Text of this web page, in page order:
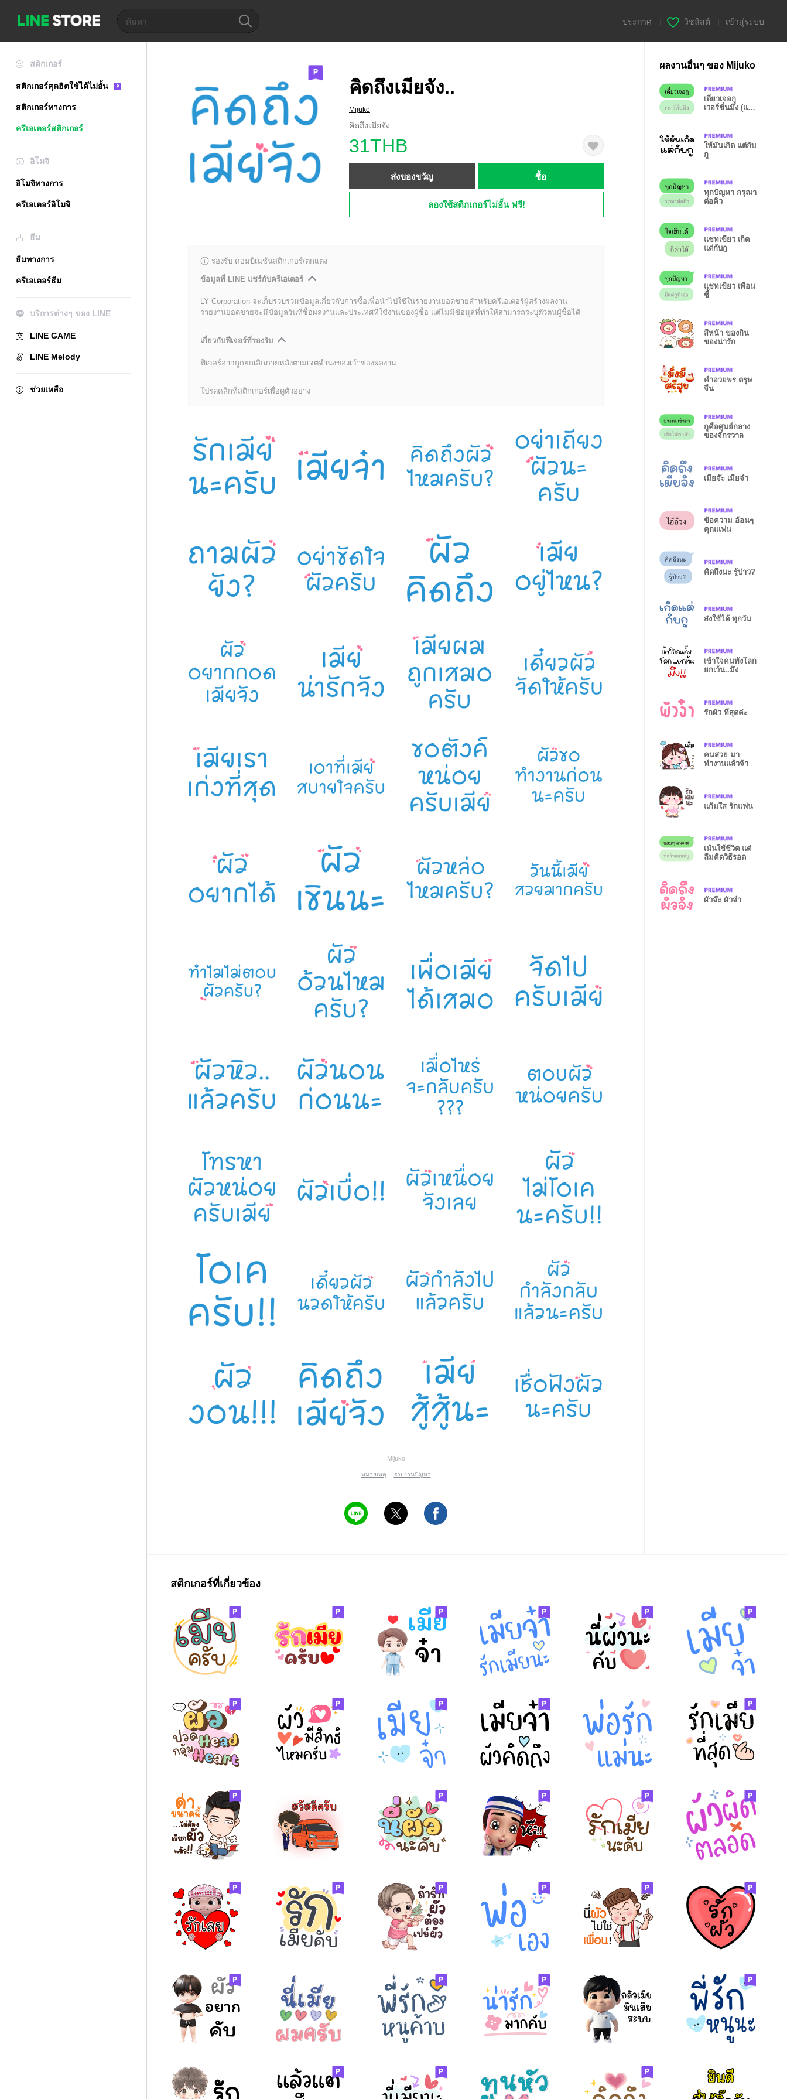
ประกาศ วิชลิสต์ เข้าสู่ระบบ
สติกเกอร์
สติกเกอร์สุดฮิตใช้ได้ไม่อั้น
สติกเกอร์ทางการ
ครีเอเตอร์สติกเกอร์
อิโมจิ
อิโมจิทางการ
ครีเอเตอร์อิโมจิ
ธีม
ธีมทางการ
ครีเอเตอร์ธีม
บริการต่างๆ ของ LINE
LINE GAME
LINE Melody
ช่วยเหลือ
คิดถึงเมียจัง..
Mijuko
คิดถึงเมียจัง
31THB
ส่งของขวัญ ซื้อ
ลองใช้สติกเกอร์ไม่อั้น ฟรี!
รองรับ คอมบิเนชันสติกเกอร์/ตกแต่ง
ข้อมูลที่ LINE แชร์กับครีเอเตอร์
LY Corporation จะเก็บรวบรวมข้อมูลเกี่ยวกับการซื้อเพื่อนำไปใช้ในรายงานยอดขายสำหรับครีเอเตอร์ผู้สร้างผลงาน
รายงานยอดขายจะมีข้อมูลวันที่ซื้อผลงานและประเทศที่ใช้งานของผู้ซื้อ แต่ไม่มีข้อมูลที่ทำให้สามารถระบุตัวตนผู้ซื้อได้
เกี่ยวกับฟีเจอร์ที่รองรับ
ฟีเจอร์อาจถูกยกเลิกภายหลังตามเจตจำนงของเจ้าของผลงาน
โปรดคลิกที่สติกเกอร์เพื่อดูตัวอย่าง
Mijuko
หมายเหตุ รายงานปัญหา
ผลงานอื่นๆ ของ Mijuko
เดี๋ยวเจอกู
เวอร์ชั่นมึง (แช
ให้มันเกิด แต่กับ
กู
ทุกปัญหา กรุณา
ต่อคิว
แชทเขียว เกิด
แต่กับกู
แชทเขียว เพื่อน
ซี้
สีหน้า ของกิน
ของน่ารัก
คำอวยพร ตรุษ
จีน
กูคือศูนย์กลาง
ของจักรวาล
เมียจ๊ะ เมียจ๋า
ข้อความ อ้อนๆ
คุณแฟน
คิดถึงนะ รู้ป่าว?
ส่งใช้ได้ ทุกวัน
เข้าใจคนทั้งโลก
ยกเว้น..มึง
รักผัว ที่สุดค่ะ
คนสวย มา
ทำงานแล้วจ้า
แก้มใส รักแฟน
เน้นใช้ชีวิต แต่
ลืมคิดวิธีรอด
ผัวจ๊ะ ผัวจ๋า
สติกเกอร์ที่เกี่ยวข้อง